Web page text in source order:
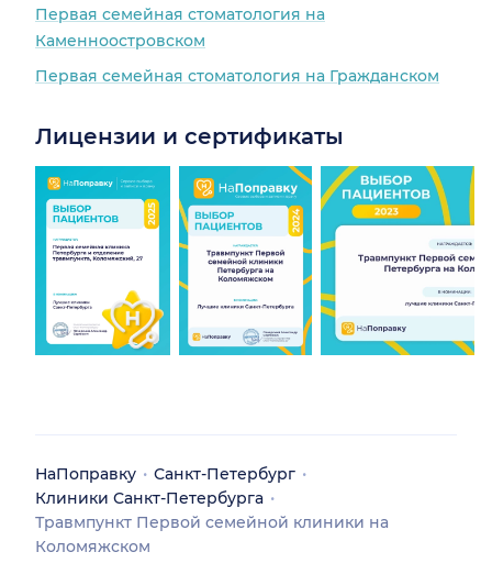
Первая семейная стоматология на
Каменноостровском
Первая семейная стоматология на Гражданском
Лицензии и сертификаты
НаПоправку
Санкт-Петербург
Клиники Санкт-Петербурга
Травмпункт Первой семейной клиники на
Коломяжском